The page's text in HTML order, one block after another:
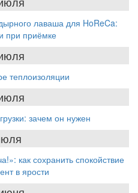
лаваша для HoReCa:
при приёмке
теплоизоляции
зачем он нужен
как сохранить спокойствие
в ярости